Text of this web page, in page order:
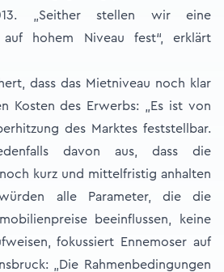
„Seither stellen wir eine
auf hohem Niveau fest“, erklärt
dass das Mietniveau noch klar
Kosten des Erwerbs: „Es ist von
des Marktes feststellbar.
davon aus, dass die
kurz und mittelfristig anhalten
alle Parameter, die die
beeinflussen, keine
fokussiert Ennemoser auf
„Die Rahmenbedingungen